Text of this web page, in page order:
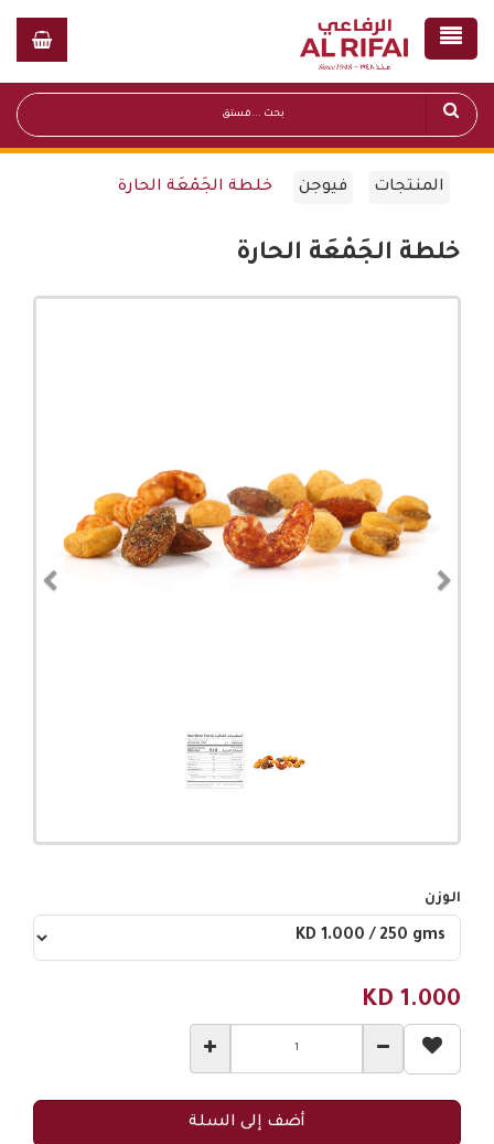
المنتجات فيوجن خلطة الجَمْعَة الحارة
خلطة الجَمْعَة الحارة
الوزن
KD 1.000
أضف إلى السلة